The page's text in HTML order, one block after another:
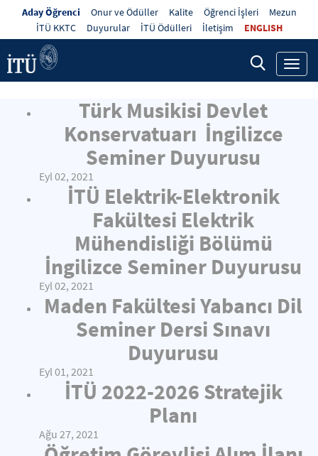
Aday Öğrenci Onur ve Ödüller Kalite Öğrenci İşleri
Mezun
İTÜ KKTC
Duyurular İTÜ Ödülleri İletişim ENGLISH
Türk Musikisi Devlet
Konservatuarı İngilizce
Seminer Duyurusu
Eyl 02, 2021
İTÜ Elektrik-Elektronik
Fakültesi Elektrik
Mühendisliği Bölümü
İngilizce Seminer Duyurusu
Eyl 02, 2021
Maden Fakültesi Yabancı Dil
Seminer Dersi Sınavı
Duyurusu
Eyl 01, 2021
İTÜ 2022-2026 Stratejik
Planı
Ağu 27, 2021